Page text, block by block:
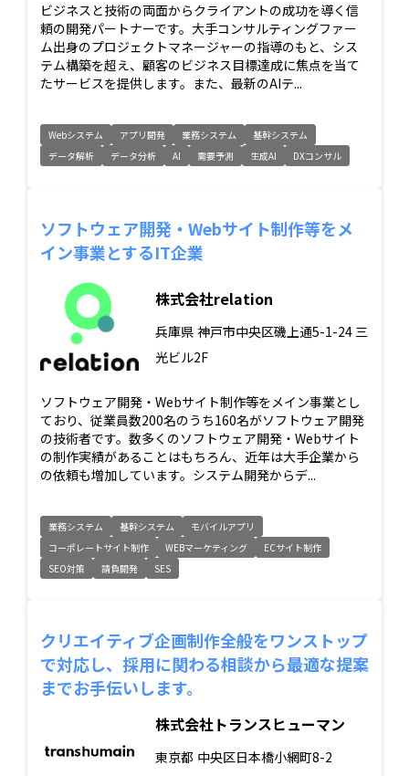
ビジネスと技術の両面からクライアントの成功を導く信
頼の開発パートナーです。大手コンサルティングファー
ム出身のプロジェクトマネージャーの指導のもと、シス
テム構築を超え、顧客のビジネス目標達成に焦点を当て
たサービスを提供します。また、最新のAIテ...
Webシステム アプリ開発 業務システム
基幹システム
データ解析
データ分析 AI 需要予測 生成AI DXコンサル
ソフトウェア開発・Webサイト制作等をメ
イン事業とするIT企業
株式会社relation
兵庫県 神戸市中央区磯上通5-1-24 三
光ビル2F
ソフトウェア開発・Webサイト制作等をメイン事業とし
ており、従業員数200名のうち160名がソフトウェア開発
の技術者です。数多くのソフトウェア開発・Webサイト
の制作実績があることはもちろん、近年は大手企業から
の依頼も増加しています。システム開発からデ...
業務システム 基幹システム
モバイルアプリ
コーポレートサイト制作
WEBマーケティング
ECサイト制作
SEO対策
請負開発 SES
クリエイティブ企画制作全般をワンストップ
で対応し、採用に関わる相談から最適な提案
までお手伝いします。
株式会社トランスヒューマン
東京都 中央区日本橋小網町8-2